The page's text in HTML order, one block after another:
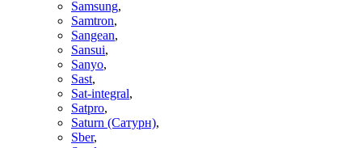
Samsung,
Samtron,
Sangean,
Sansui,
Sanyo,
Sast,
Sat-integral,
Satpro,
Saturn (Сатурн),
Sber,